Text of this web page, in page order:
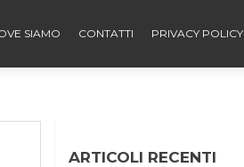
SIAMO CONTATTI PRIVACY POLICY
ARTICOLI RECENTI